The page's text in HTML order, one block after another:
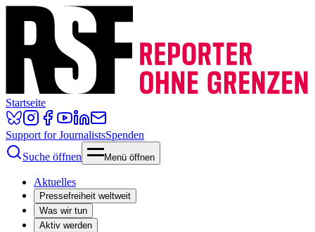
Startseite
Support for JournalistsSpenden
Suche öffnen
Menü öffnen
Aktuelles
Pressefreiheit weltweit
Was wir tun
Aktiv werden